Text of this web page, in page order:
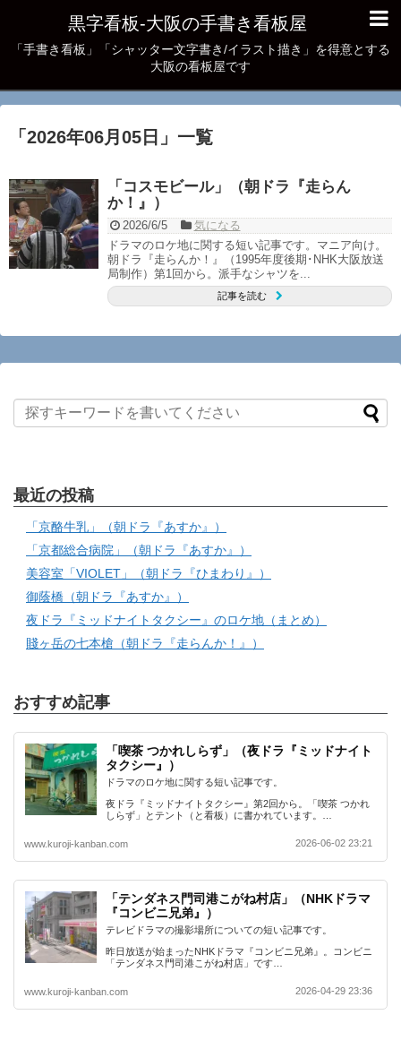
黒字看板‐大阪の手書き看板屋
「手書き看板」「シャッター文字書き/イラスト描き」を得意とする
大阪の看板屋です
「 2026年06月05日 」 一覧
「コスモビール」（朝ドラ『走らん
か！』）
2026/6/5
気になる
ドラマのロケ地に関する短い記事です。マニア向け。
朝ドラ『走らんか！』（1995年度後期･NHK大阪放送
局制作）第1回から。派手なシャツを...
記事を読む
最近の投稿
「京酪牛乳」（朝ドラ『あすか』）
「京都総合病院」（朝ドラ『あすか』）
美容室「VIOLET」（朝ドラ『ひまわり』）
御蔭橋（朝ドラ『あすか』）
夜ドラ『ミッドナイトタクシー』のロケ地（まとめ）
賤ヶ岳の七本槍（朝ドラ『走らんか！』）
おすすめ記事
「喫茶 つかれしらず」（夜ドラ『ミッドナイト
タクシー』）
ドラマのロケ地に関する短い記事です。
夜ドラ『ミッドナイトタクシー』第2回から。「喫茶 つかれ
しらず」とテント（と看板）に書かれています。…
www.kuroji-kanban.com 2026-06-02 23:21
「テンダネス門司港こがね村店」（NHKドラマ
『コンビニ兄弟』）
テレビドラマの撮影場所についての短い記事です。
昨日放送が始まったNHKドラマ『コンビニ兄弟』。コンビニ
「テンダネス門司港こがね村店」です…
www.kuroji-kanban.com 2026-04-29 23:36